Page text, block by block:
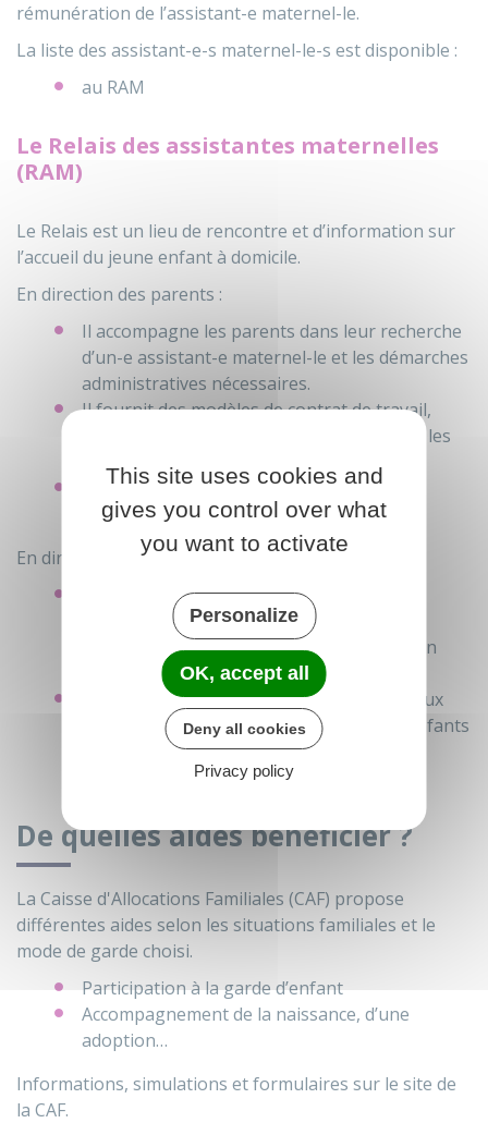
rémunération de l’assistant-e maternel-le.
La liste des assistant-e-s maternel-le-s est disponible :
au RAM
Le Relais des assistantes maternelles
(RAM)
Le Relais est un lieu de rencontre et d’information sur
l’accueil du jeune enfant à domicile.
En direction des parents :
Il accompagne les parents dans leur recherche
d’un-e assistant-e maternel-le et les démarches
administratives nécessaires.
Il fournit des modèles de contrat de travail,
apporte des informations sur les droits et les
devoirs en tant qu’employeurs.
Il contribue à faciliter les relations entre
parents et assistantes maternelles.
En direction des assistant-e-s maternel-le-s :
Il contribue à la professionnalisation des
assistant-e-s maternel-le-s. Il apporte des
informations sur les droits et les devoirs en
tant qu’employée.
Il propose des temps d’accueils collectifs aux
assistant-e-s maternel-le-s ainsi qu’aux enfants
qu’elles accueillent.
De quelles aides bénéficier ?
La Caisse d'Allocations Familiales (CAF) propose
différentes aides selon les situations familiales et le
mode de garde choisi.
Participation à la garde d’enfant
Accompagnement de la naissance, d’une
adoption…
Informations, simulations et formulaires sur le site de
la CAF.
This site uses cookies and
gives you control over what
you want to activate
Personalize
OK, accept all
Deny all cookies
Privacy policy